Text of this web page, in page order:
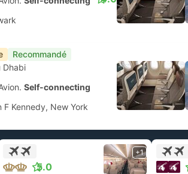
Recommandé
Dhabi
Self-connecting
Kennedy, New York
5.0
+1